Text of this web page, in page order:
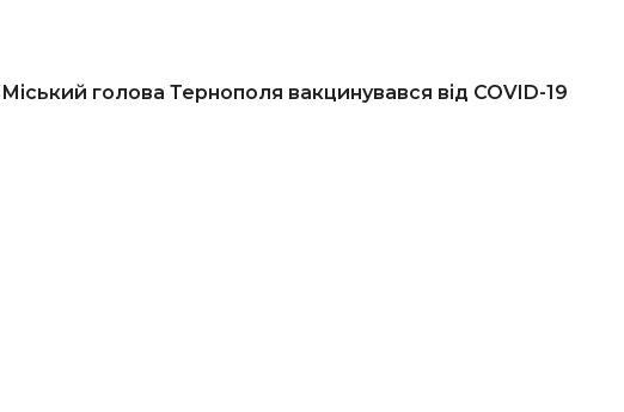
Міський голова Тернополя вакцинувався від COVID-19